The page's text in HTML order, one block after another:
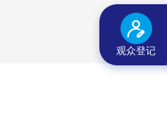
观众登记